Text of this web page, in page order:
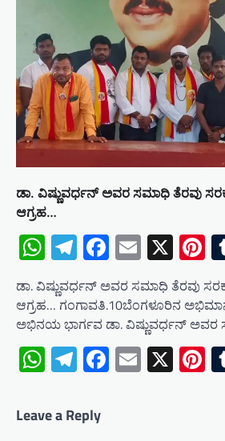
ಡಾ. ವಿಷ್ಣುವರ್ಧನ್ ಅವರ ಸಮಾಧಿ ತೆರವು
ಆಗ್ರಹ…
WhatsApp
Telegram
Facebook
Email
X
ಡಾ. ವಿಷ್ಣುವರ್ಧನ್ ಅವರ ಸಮಾಧಿ ತೆರವು
ಆಗ್ರಹ… ಗಂಗಾವತಿ.10ಬೆಂಗಳೂರಿನ
ಅಭಿನಯ ಭಾರ್ಗವ ಡಾ. ವಿಷ್ಣುವರ್ಧನ್ ಅವರ
WhatsApp
Telegram
Facebook
Email
X
Leave a Reply